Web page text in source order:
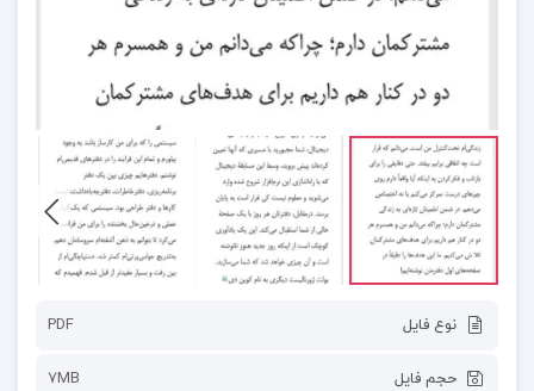
نوع فایل PDF
حجم فایل 7MB